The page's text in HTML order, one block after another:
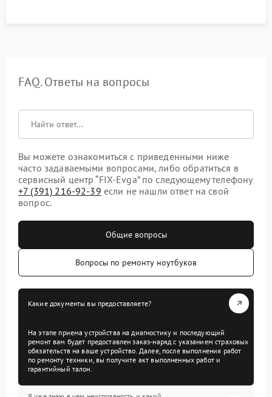
FAQ. Ответы на вопросы
Вы можете ознакомиться с приведенными ниже
часто задаваемыми вопросами, либо обратиться в
сервисный центр “FIX-Evga” по следующему телефону
+7 (391) 216-92-39 если не нашли ответ на свой
вопрос.
Общие вопросы
Вопросы по ремонту ноутбуков
Какие документы вы предоставляете?
На этапе приема устройства на диагностику и последующий
ремонт вам будет предоставлен заказ-наряд с указанием страховых
обязательств на ваше устройство. Далее, после выполнения работ
по ремонту техники, вы получите акт выполненных работ и
гарантийный талон.